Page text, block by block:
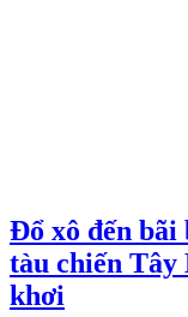
Đổ xô đến bãi
tàu chiến
khơi